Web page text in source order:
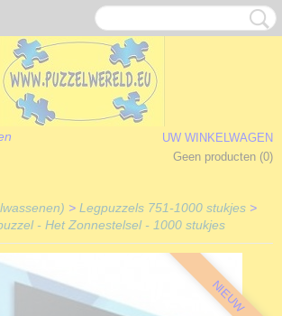
UW WINKELWAGEN
Geen producten (0)
> Legpuzzels 751-1000 stukjes >
- Het Zonnestelsel - 1000 stukjes
NIEUW